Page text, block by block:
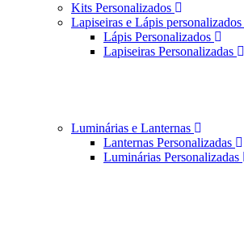
Kits Personalizados
Lapiseiras e Lápis personalizados
Lápis Personalizados
Lapiseiras Personalizadas
Luminárias e Lanternas
Lanternas Personalizadas
Luminárias Personalizadas